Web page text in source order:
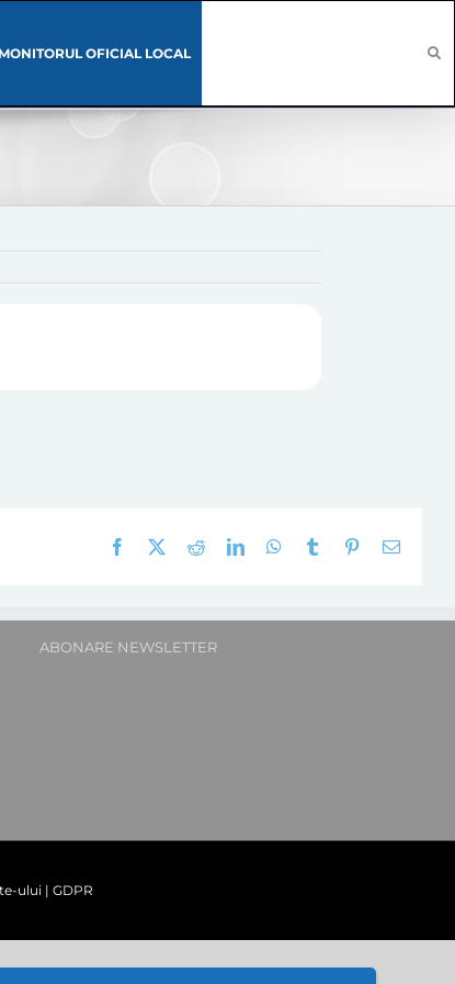
MONITORUL OFICIAL LOCAL
Facebook RedditLinkedInWhatsApp
Tumblr Pinterest
E-
ABONARE NEWSLETTER
ului| GDPR